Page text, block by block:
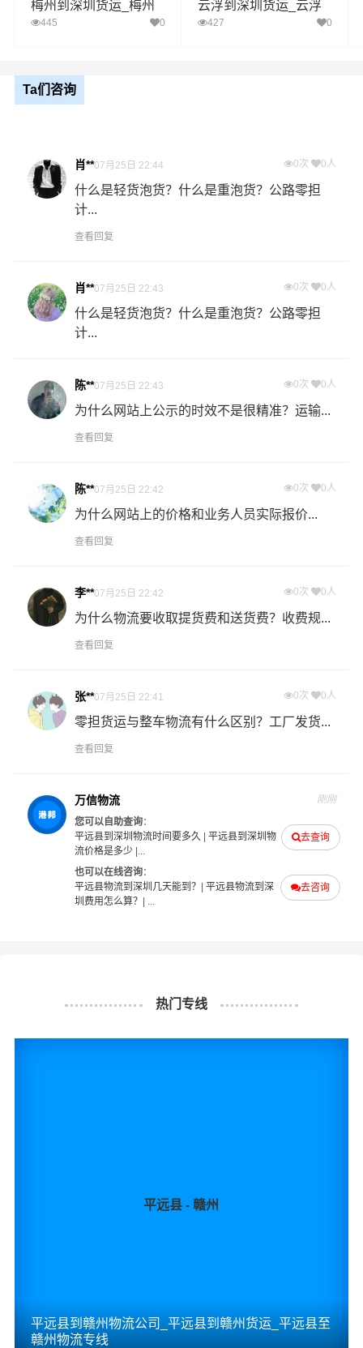
送货
区域
罗湖区,福田区,南山区,宝安区,龙岗区,盐田区,龙
如何计算平远县至深圳物流费用总报价？
物流费用总报价=平远县提货费用+专线运输费用+深圳送货
上门费用。
专线运输费用的计算方式为：单价货物乘以重量或者体
积。先确定货物性质，货物性质可分为重货、重泡货、泡
货，根据货物性质确定单价。
什么是提货费用（也称接货费、取货费、上门提货费）？
物流公司安排车辆上门把货物运送到专线运输商进行配载
过程中产生的费用称为提货费。提货过程是发货时很重要
的环节，要确认件数、重量、体积、包装、收货信息等物
什么是送货费用？
即送货上门费用。物流公司安排车辆把货物从深圳物流集
散地运送到指定的收货地点，期间产生的费用称为送货
- 万信物流平远县物流业务部秉承“用心呵护，值得托付”的
服务理念，凭借平远县至深圳物流的优质平台，始终致力
于为客户提供优质高效的平远县到深圳的专线物流运输服
一直多年的在为各行各业提供我们的物流服务，也得到了
很多客户的认可和口碑相传，如果您有意向选择我们，我
们非常乐意为您解决物流相关问题。当然，还有很多优秀
物流公司也提供从平远县发物流到深圳的运输服务，您
# 平远县物流 #深圳物流
梅州到深圳货运_梅州
至深圳物流专线
445 0
云浮到深圳货运_云浮
至深圳物流专线
427 0
Ta们咨询
肖**07月25日 22:44 0次 0人
什么是轻货泡货？什么是重泡货？公路零担
计...
查看回复
肖**07月25日 22:43 0次 0人
什么是轻货泡货？什么是重泡货？公路零担
计...
陈**07月25日 22:43 0次 0人
为什么网站上公示的时效不是很精准？运输...
查看回复
陈**07月25日 22:42 0次 0人
为什么网站上的价格和业务人员实际报价...
查看回复
李**07月25日 22:42 0次 0人
为什么物流要收取提货费和送货费？收费规...
查看回复
张**07月25日 22:41 0次 0人
零担货运与整车物流有什么区别？工厂发货...
查看回复
万信物流 刚刚
去查询
您可以自助查询：
平远县到深圳物流时间要多久 | 平远县到深圳物
流价格是多少|...
去咨询
也可以在线咨询：
平远县物流到深圳几天能到？ | 平远县物流到深
圳费用怎么算？ | ...
热门专线
平远县 - 赣州
平远县到赣州物流公司_平远县到赣州货运_平远县至
赣州物流专线